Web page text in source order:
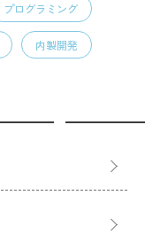
プログラミング
内製開発